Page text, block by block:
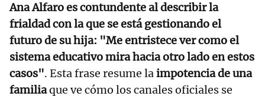
Ana Alfaro es contundente al describir la
frialdad con la que se está gestionando el
futuro de su hija: "Me entristece ver como el
sistema educativo mira hacia otro lado en estos
casos". Esta frase resume laimpotencia de una
familiaque ve cómo los canales oficiales se